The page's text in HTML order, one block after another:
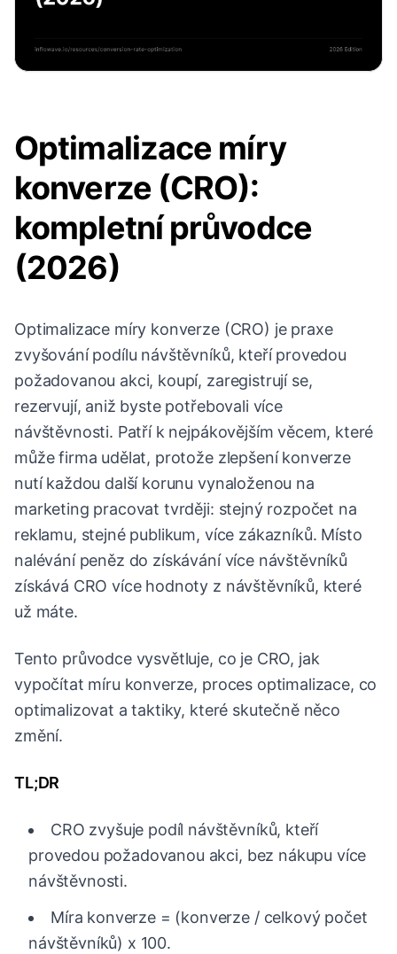
Optimalizace míry
konverze (CRO):
kompletní průvodce
(2026)
Optimalizace míry konverze (CRO) je praxe
zvyšování podílu návštěvníků, kteří provedou
požadovanou akci, koupí, zaregistrují se,
rezervují, aniž byste potřebovali více
návštěvnosti. Patří k nejpákovějším věcem, které
může firma udělat, protože zlepšení konverze
nutí každou další korunu vynaloženou na
marketing pracovat tvrději: stejný rozpočet na
reklamu, stejné publikum, více zákazníků. Místo
nalévání peněz do získávání více návštěvníků
získává CRO více hodnoty z návštěvníků, které
už máte.
Tento průvodce vysvětluje, co je CRO, jak
vypočítat míru konverze, proces optimalizace, co
optimalizovat a taktiky, které skutečně něco
změní.
TL;DR
CRO zvyšuje podíl návštěvníků, kteří
provedou požadovanou akci, bez nákupu více
návštěvnosti.
Míra konverze = (konverze / celkový počet
návštěvníků) x 100.